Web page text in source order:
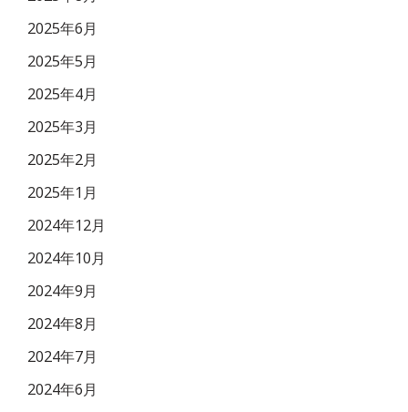
2025年6月
2025年5月
2025年4月
2025年3月
2025年2月
2025年1月
2024年12月
2024年10月
2024年9月
2024年8月
2024年7月
2024年6月